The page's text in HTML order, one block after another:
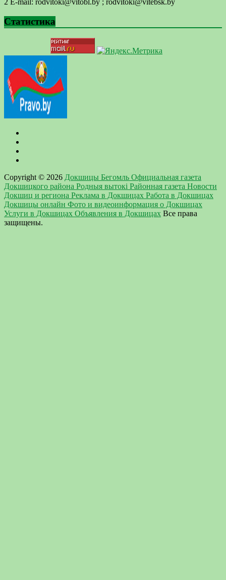
2 E-mail: ​rodvitoki@​​vitobl​.by ; rodvitoki@vitebsk.by
Статистика
Copyright © 2026 Докшицы Бегомль Официальная газета
Докшицкого района Родныя вытокi Районная газета Новости
Докшиц и региона Реклама в Докшицах Работа в Докшицах
Докшицы онлайн Фото и видеоинформация о Докшицах
Услуги в Докшицах Объявления в Докшицах Все права
защищены.